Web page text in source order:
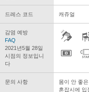
드레스 코드 캐쥬얼
감염 예방
FAQ
2021년5월 28일
시점의 정보입니
다
문의 사항
몸이 안 좋
혼잡시에 입